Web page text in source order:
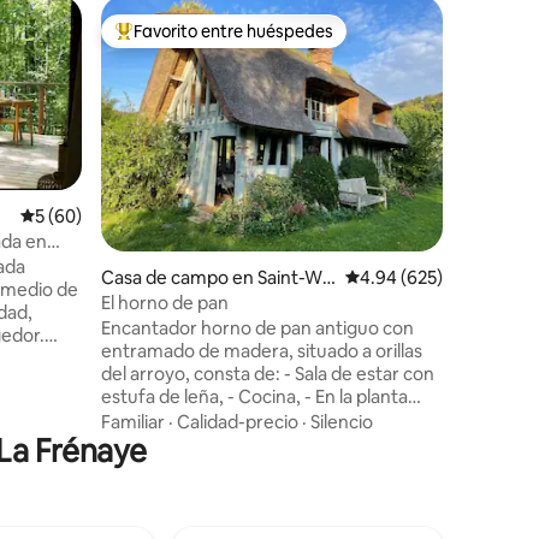
Calificación promedio: 5 de 5, 60 reseñas
5 (60)
en
de
x 200,
Favorito entre huéspedes preferido
Favorito entre huéspedes
Casa de campo en Saint-Wa
ndrille-Rançon
Calificación promedio:
4.94 (625)
El horno de pan
Encantador horno de pan antiguo con
entramado de madera, situado a orillas
del arroyo, consta de: - Sala de estar con
estufa de leña, - Cocina, - En la planta
superior: -cuarto de ducha/WC accesible
por una escalera de molinero (ver fotos),
-habitación con una cama de 160x200
Familiar · Calidad-precio · Silencio
Frénaye